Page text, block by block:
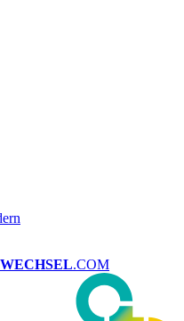
WECHSEL.COM